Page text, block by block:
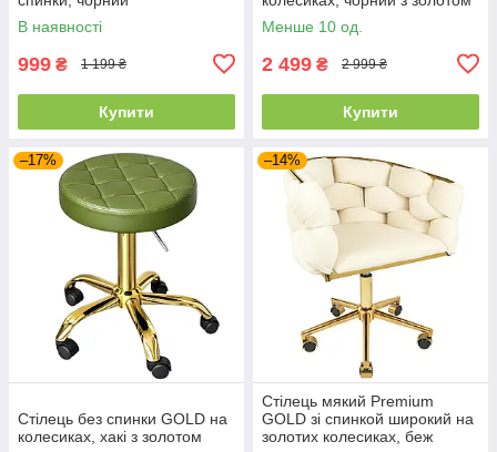
В наявності
999 ₴ 1 199 ₴
Купити
Менше 10 од.
2 499 ₴ 2 999 ₴
Купити
–17%
Стілець без спинки GOLD на
колесиках, хакі з золотом
–14%
Стілець мякий Premium
GOLD зі спинкой широкий на
золотих колесиках, беж